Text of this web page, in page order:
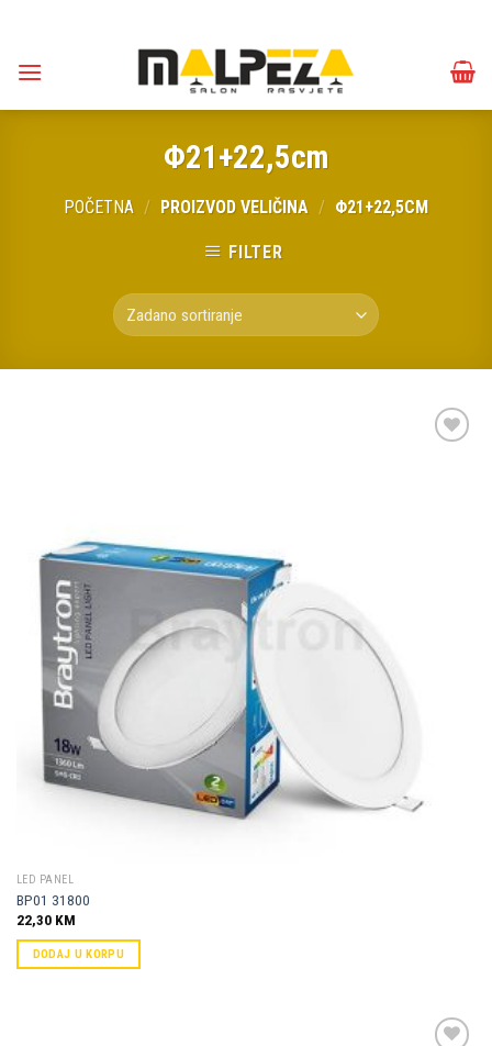
content
Φ21+22,5cm
POČETNA / PROIZVOD VELIČINA / Φ21+22,5CM
FILTER
LED PANEL
BP01 31800
22,30 KM
DODAJ U KORPU